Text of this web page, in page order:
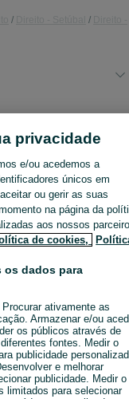
para contactares
privacidade
e/ou acedemos a
únicos em
ou gerir as suas
na página da
aos nossos
de cookies,
os dados para
ativamente as
Armazenar e/ou
os públicos através de
fontes. Medir o
publicidade
e melhorar
publicidade. Medir o
limitados para selecionar